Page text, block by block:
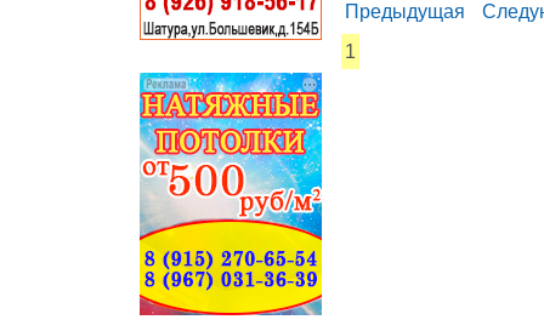
Предыдущая
1